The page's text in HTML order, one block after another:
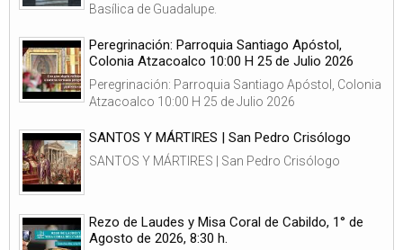
Basílica de Guadalupe.
Peregrinación: Parroquia Santiago Apóstol,
Colonia Atzacoalco 10:00 H 25 de Julio 2026
Peregrinación: Parroquia Santiago Apóstol, Colonia
Atzacoalco 10:00 H 25 de Julio 2026
SANTOS Y MÁRTIRES | San Pedro Crisólogo
SANTOS Y MÁRTIRES | San Pedro Crisólogo
Rezo de Laudes y Misa Coral de Cabildo, 1° de
Agosto de 2026, 8:30 h.